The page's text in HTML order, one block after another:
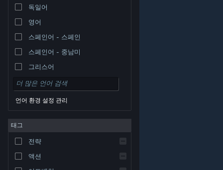
© Valve Corporation. 모든 권리 보유. 모든 상표는 미국
및 기타 국가에서 각각 해당 소유자의 재산입니다.
환불| 쿠키
독일어
영어
스페인어 - 스페인
스페인어 - 중남미
그리스어
언어 환경 설정 관리
태그
전략
액션